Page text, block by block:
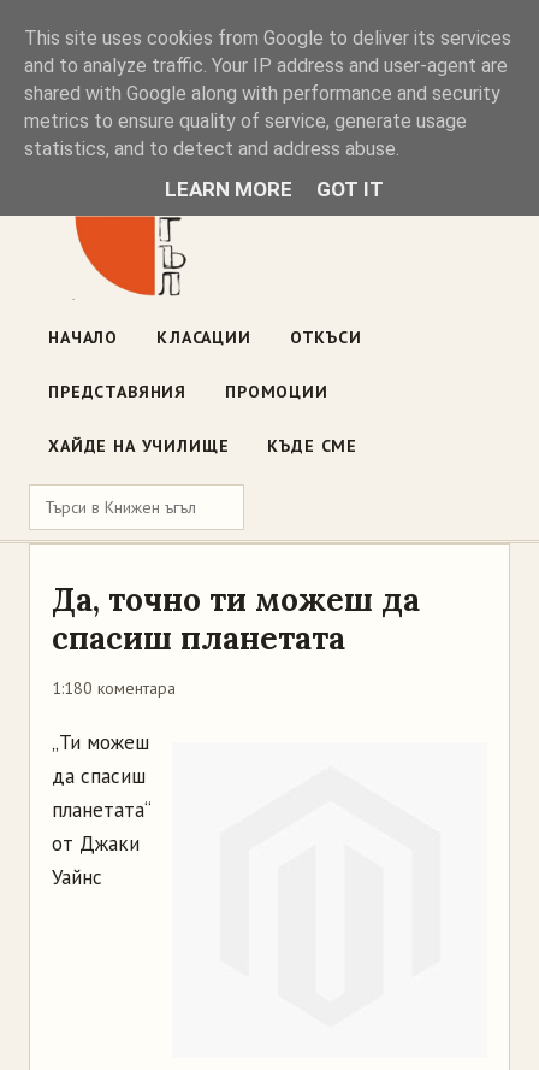
Книжен ъгъл
Блог на книжарницата — класации, откъси, нови книги
ул. „Оборище" 117, София· пон–пет 10:00–19:00 ·
НАЧАЛО КЛАСАЦИИ ОТКЪСИ
ПРЕДСТАВЯНИЯ ПРОМОЦИИ
ХАЙДЕ НА УЧИЛИЩЕ КЪДЕ СМЕ
Да, точно ти можеш да
спасиш планетата
1:180 коментара
„Ти можеш
да спасиш
планетата“
от Джаки
Уайнс
This site uses cookies from Google to deliver its services
and to analyze traffic. Your IP address and user-agent are
shared with Google along with performance and security
metrics to ensure quality of service, generate usage
statistics, and to detect and address abuse.
LEARN MORE GOT IT